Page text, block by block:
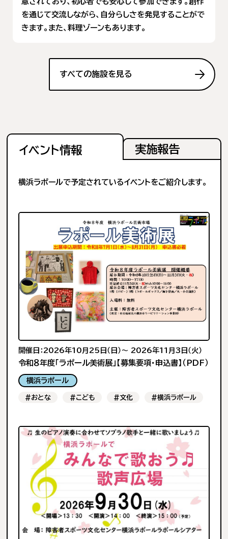
を通じて交流しながら、自分らしさを発見することがで
きます。また、料理ゾーンもあります。
すべての施設を見る
イベント情報 実施報告
横浜ラポールで予定されているイベントをご紹介します。
開催日：2026年10月25日（日）〜 2026年11月3日（火）
令和８年度「ラポール美術展」【募集要項・申込書】（PDF）
横浜ラポール
#おとな #こども #文化 #横浜ラポール